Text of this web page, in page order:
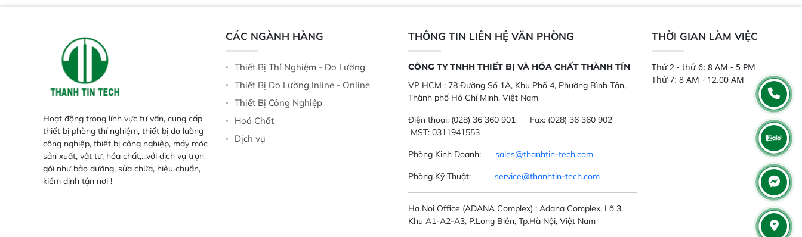
Hoạt động trong lĩnh vực tư vấn, cung cấp
thiết bị phòng thí nghiệm, thiết bị đo lường
công nghiệp, thiết bị công nghiệp, máy móc
sản xuất, vật tư, hóa chất,...với dịch vụ trọn
gói như bảo dưỡng, sửa chữa, hiệu chuẩn,
kiểm định tận nơi !
CÁC NGÀNH HÀNG
Thiết Bị Thí Nghiệm - Đo Lường
Thiết Bị Đo Lường Inline - Online
Thiết Bị Công Nghiệp
Hoá Chất
Dịch vụ
THÔNG TIN LIÊN HỆ VĂN PHÒNG
CÔNG TY TNHH THIẾT BỊ VÀ HÓA CHẤT THÀNH TÍN
VP HCM : 78 Đường Số 1A, Khu Phố 4, Phường Bình Tân,
Thành phố Hồ Chí Minh, Việt Nam
Điện thoại: (028) 36 360 901 Fax: (028) 36 360 902
MST: 0311941553
Phòng Kinh Doanh: sales@thanhtin-tech.com
Phòng Kỹ Thuật: service@thanhtin-tech.com
Ha Noi Office (ADANA Complex) : Adana Complex, Lô 3,
Khu A1-A2-A3, P.Long Biên, Tp.Hà Nội, Việt Nam
THỜI GIAN LÀM VIỆC
Thứ 2 - thứ 6: 8 AM - 5 PM
Thứ 7: 8 AM - 12.00 AM